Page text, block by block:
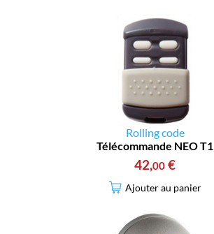
Rolling code
Télécommande NEO T1
42,00 €
Ajouter au panier